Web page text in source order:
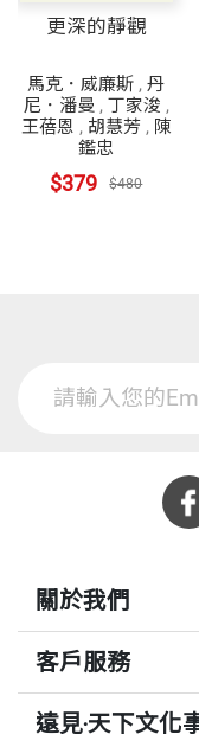
更深的靜觀
馬克．威廉斯 ,丹
尼．潘曼, 丁家浚 ,
王蓓恩 , 胡慧芳, 陳
鑑忠
$379 $480
關於我們
客戶服務
遠見‧天下文化